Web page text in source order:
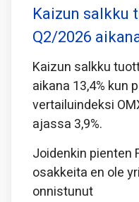
Kaizun salkku
Q2/2026
Kaizun salkku
aikana 13,4% kun
vertailuindeksi
ajassa 3,9%.
Joidenkin pienten
osakkeita en ole
onnistunut